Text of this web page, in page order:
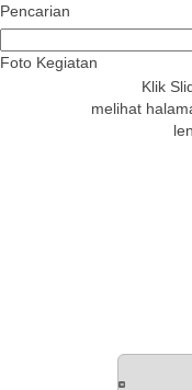
Pencarian
Foto Kegiatan
Klik
melihat